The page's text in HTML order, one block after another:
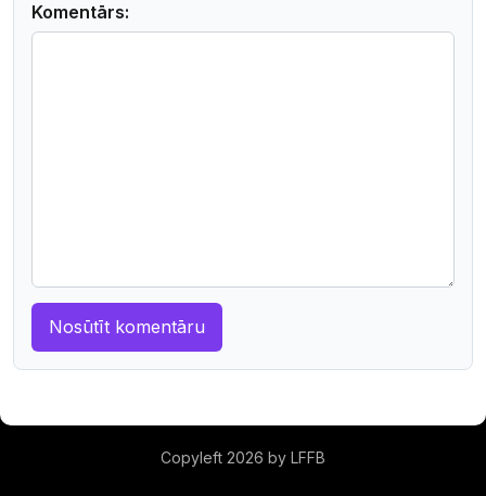
Komentārs:
Copyleft 2026 by LFFB